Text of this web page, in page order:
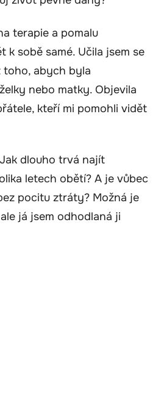
terapie a pomalu
k sobě samé. Učila jsem se
toho, abych byla
nebo matky. Objevila
kteří mi pomohli vidět
dlouho trvá najít
letech obětí? A je vůbec
pocitu ztráty? Možná je
já jsem odhodlaná ji